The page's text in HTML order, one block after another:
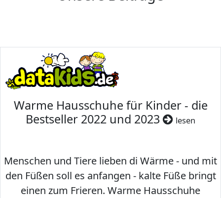
Warme Hausschuhe für Kinder - die
Bestseller 2022 und 2023
lesen
Menschen und Tiere lieben di Wärme - und mit
den Füßen soll es anfangen - kalte Füße bringt
einen zum Frieren. Warme Hausschuhe